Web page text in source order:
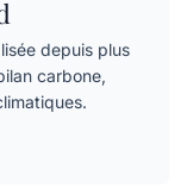
depuis plus
carbone,